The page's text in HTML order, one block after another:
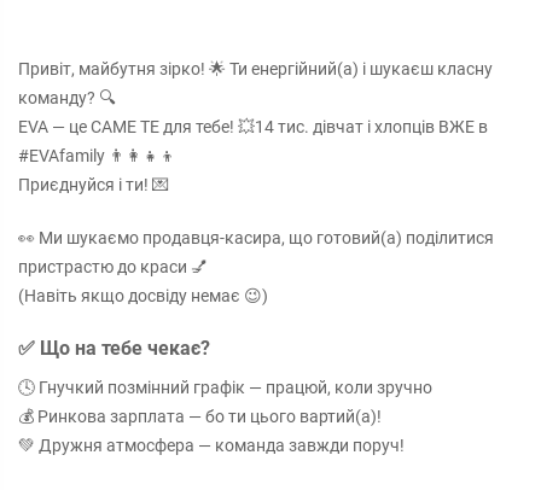
Привіт, майбутня зірко! 🌟 Ти енергійний(а) і шукаєш класну
команду? 🔍
EVA — це САМЕ ТЕ для тебе! 💥14 тис. дівчат і хлопців ВЖЕ в
#EVAfamily 👨‍👩‍👧‍👦
Приєднуйся і ти! 💌
👀 Ми шукаємо продавця-касира, що готовий(а) поділитися
пристрастю до краси 💅
(Навіть якщо досвіду немає 😉)
✅ Що на тебе чекає?
🕓 Гнучкий позмінний графік — працюй, коли зручно
💰 Ринкова зарплата — бо ти цього вартий(а)!
💚 Дружня атмосфера — команда завжди поруч!